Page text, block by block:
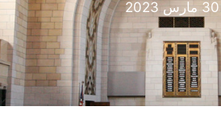
30 مارس 2023